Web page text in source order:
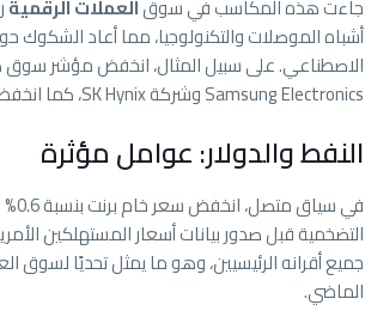
جاءت هذه المكاسب في سوقالعملات الرقمية
أشباه الموصلات والتكنولوجيا، مما أعاد
Samsung Electronics وشركة SK Hynix، كما انخفض مؤشر MSCI للشركات الآسيوية المصنعة للرقائق.
النفط والدولار: عوامل مؤثرة
التضخمية قبل صدور بيانات أسعار المستهلكين
جميع أقرانه الرئيسيين، وهو ما يمثل تحديًا لسوق
الماضي.